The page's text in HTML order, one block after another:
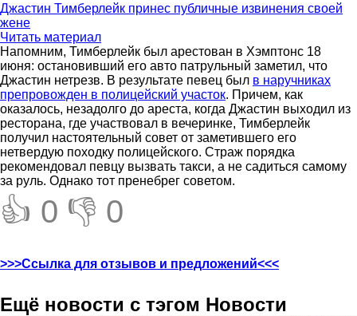
Джастин Тимберлейк принес публичные извинения своей
жене
Читать материал
Напомним, Тимберлейк был арестован в Хэмптонс 18
июня: остановивший его авто патрульный заметил, что
Джастин нетрезв. В результате певец был в наручниках
препровожден в полицейский участок. Причем, как
оказалось, незадолго до ареста, когда Джастин выходил из
ресторана, где участвовал в вечеринке, Тимберлейк
получил настоятельный совет от заметившего его
нетвердую походку полицейского. Страж порядка
рекомендовал певцу вызвать такси, а не садиться самому
за руль. Однако тот пренебрег советом.
👍 0 👎 0
>>>Ссылка для отзывов и предложений<<<
Ещё новости с тэгом Новости